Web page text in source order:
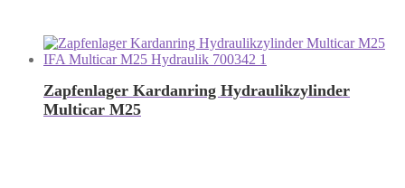
Zapfenlager Kardanring Hydraulikzylinder
Multicar M25